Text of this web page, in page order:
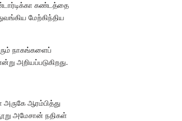
கண்டத்தை
மேற்கிந்திய
நாகங்களைப்
அறியப்படுகிறது.
ஆரம்பித்து
அமேசான் நதிகள்